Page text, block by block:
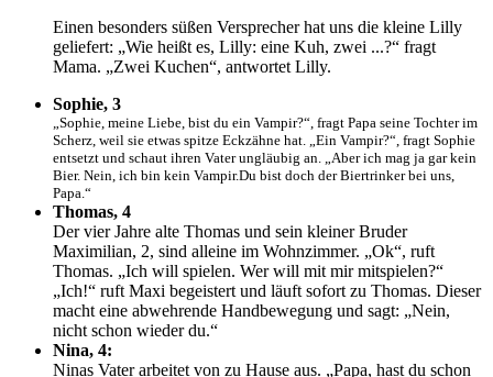
Einen besonders süßen Versprecher hat uns die kleine Lilly
geliefert: „Wie heißt es, Lilly: eine Kuh, zwei ...?“ fragt
Mama. „Zwei Kuchen“, antwortet Lilly.
Sophie, 3
„Sophie, meine Liebe, bist du ein Vampir?“, fragt Papa seine Tochter im
Scherz, weil sie etwas spitze Eckzähne hat. „Ein Vampir?“, fragt Sophie
entsetzt und schaut ihren Vater ungläubig an. „Aber ich mag ja gar kein
Bier. Nein, ich bin kein Vampir.Du bist doch der Biertrinker bei uns,
Papa.“
Thomas, 4
Der vier Jahre alte Thomas und sein kleiner Bruder
Maximilian, 2, sind alleine im Wohnzimmer. „Ok“, ruft
Thomas. „Ich will spielen. Wer will mit mir mitspielen?“
„Ich!“ ruft Maxi begeistert und läuft sofort zu Thomas. Dieser
macht eine abwehrende Handbewegung und sagt: „Nein,
nicht schon wieder du.“
Nina, 4:
Ninas Vater arbeitet von zu Hause aus. „Papa, hast du schon